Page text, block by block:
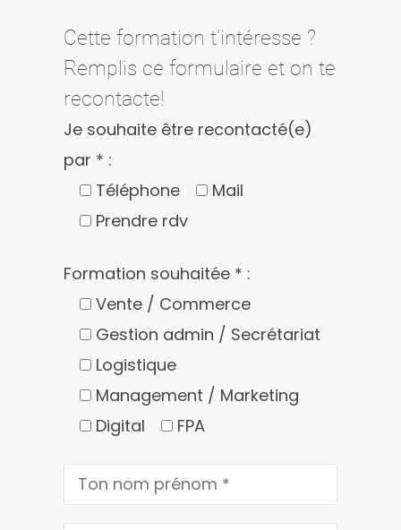
Cette formation t’intéresse ?
Remplis ce formulaire et on te
recontacte!
Je souhaite être recontacté(e)
par * :
Téléphone
Mail
Prendre rdv
Formation souhaitée * :
Vente / Commerce
Gestion admin / Secrétariat
Logistique
Management / Marketing
Digital
FPA